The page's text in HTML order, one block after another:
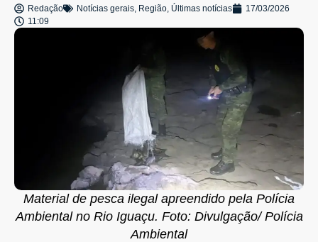
Redação Notícias gerais, Região, Últimas notícias
17/03/2026
11:09
Material de pesca ilegal apreendido pela Polícia
Ambiental no Rio Iguaçu. Foto: Divulgação/ Polícia
Ambiental